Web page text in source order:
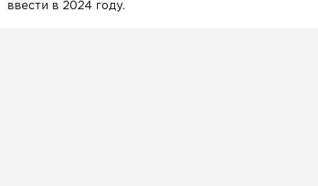
ввести в 2024 году.